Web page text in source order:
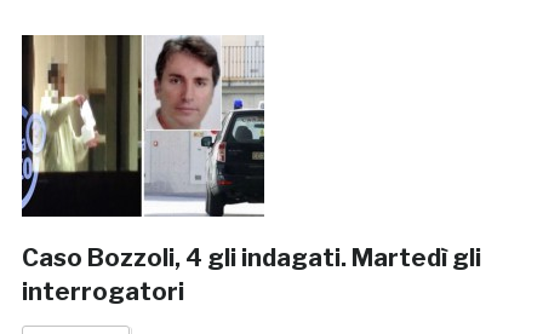
Caso Bozzoli, 4 gli indagati. Martedì gli
interrogatori